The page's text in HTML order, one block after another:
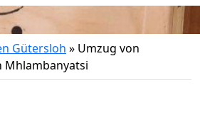
Gütersloh » Umzug von
Mhlambanyatsi